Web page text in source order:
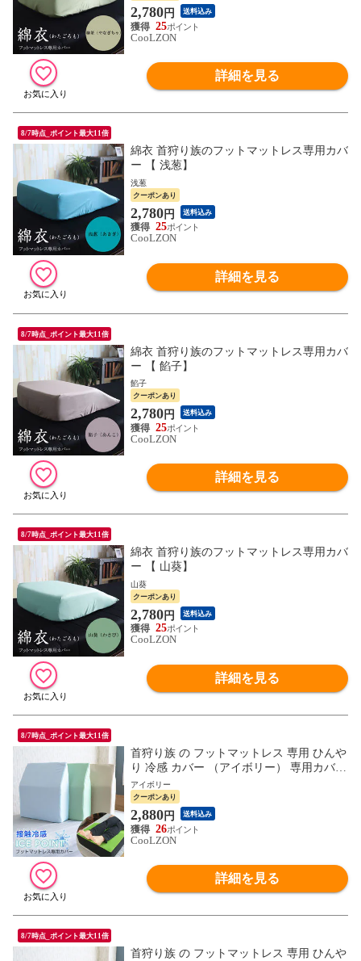
2,780円 送料込み
25
CooLZON
詳細を見る
8/7時点_ポイント最大11倍
綿衣 首狩り族のフットマットレス専用カバ
ー 【 浅葱】
浅葱
クーポンあり
2,780円 送料込み
25
CooLZON
詳細を見る
8/7時点_ポイント最大11倍
綿衣 首狩り族のフットマットレス専用カバ
ー 【 餡子】
餡子
クーポンあり
2,780円 送料込み
25
CooLZON
詳細を見る
8/7時点_ポイント最大11倍
綿衣 首狩り族のフットマットレス専用カバ
ー 【 山葵】
山葵
クーポンあり
2,780円 送料込み
25
CooLZON
詳細を見る
8/7時点_ポイント最大11倍
首狩り族 の フットマットレス 専用 ひんや
り 冷感 カバー （アイボリー） 専用カバー
アイスポイント 接触冷感 クール 日本製 速
乾 ICE POINT
アイボリー
クーポンあり
2,880円 送料込み
26
CooLZON
詳細を見る
8/7時点_ポイント最大11倍
首狩り族 の フットマットレス 専用 ひんや